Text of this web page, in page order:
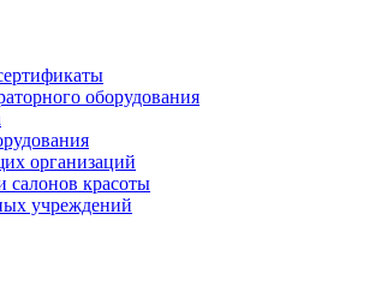
оборудования
организаций
салонов красоты
учреждений